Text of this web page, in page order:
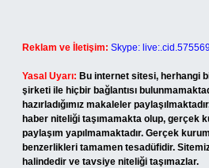
Reklam ve İletişim: Skype:
Yasal Uyarı: Bu internet sitesi, herhangi
şirketi ile hiçbir bağlantısı
hazırladığımız makaleler
haber niteliği taşımamakta olup, gerçek
paylaşım yapılmamaktadır. Gerçek
benzerlikleri tamamen tesadüfidir.
halindedir ve tavsiye niteliği taşımazlar.